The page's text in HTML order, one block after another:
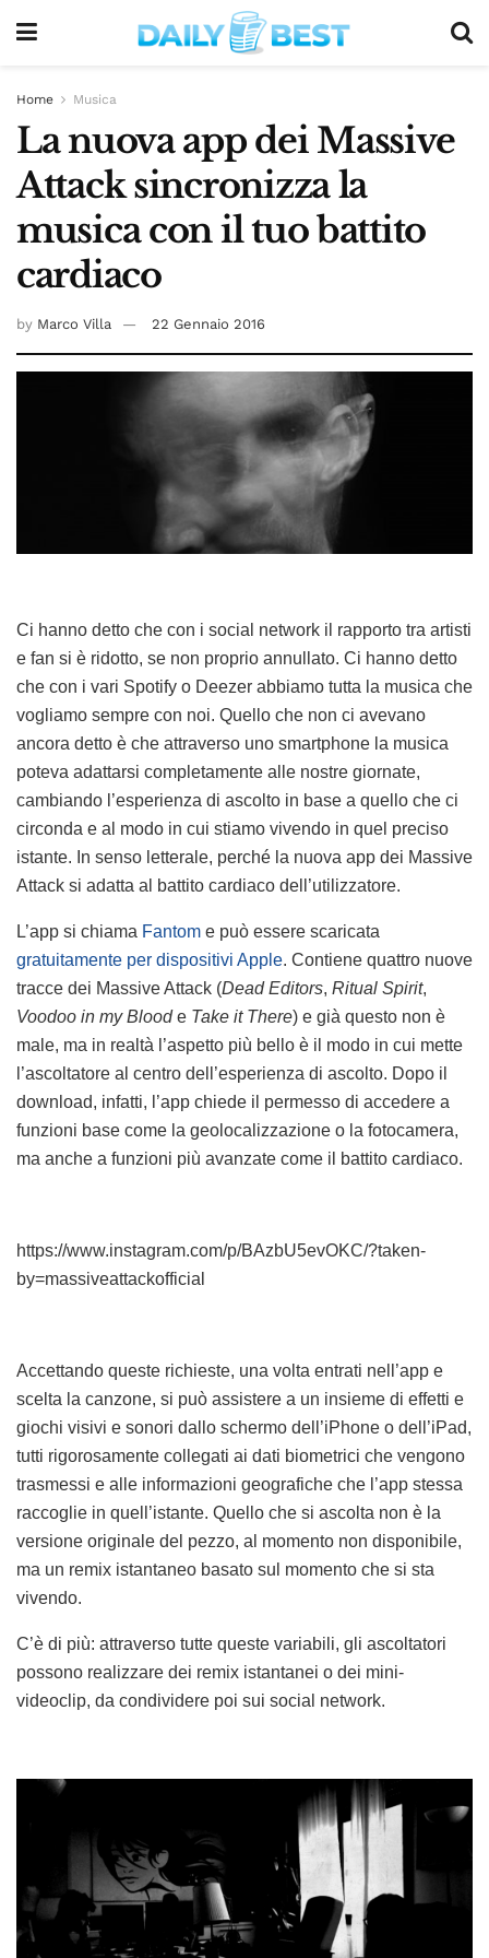
Home Musica
La nuova app dei Massive
Attack sincronizza la
musica con il tuo battito
cardiaco
by Marco Villa 22 Gennaio 2016
Ci hanno detto che con i social network il rapporto tra artisti
e fan si è ridotto, se non proprio annullato. Ci hanno detto
che con i vari Spotify o Deezer abbiamo tutta la musica che
vogliamo sempre con noi. Quello che non ci avevano
ancora detto è che attraverso uno smartphone la musica
poteva adattarsi completamente alle nostre giornate,
cambiando l’esperienza di ascolto in base a quello che ci
circonda e al modo in cui stiamo vivendo in quel preciso
istante. In senso letterale, perché la nuova app dei Massive
Attack si adatta al battito cardiaco dell’utilizzatore.
L’app si chiama Fantom e può essere scaricata
gratuitamente per dispositivi Apple. Contiene quattro nuove
tracce dei Massive Attack (Dead Editors, Ritual Spirit,
Voodoo in my Bloode Take it There) e già questo non è
male, ma in realtà l’aspetto più bello è il modo in cui mette
l’ascoltatore al centro dell’esperienza di ascolto. Dopo il
download, infatti, l’app chiede il permesso di accedere a
funzioni base come la geolocalizzazione o la fotocamera,
ma anche a funzioni più avanzate come il battito cardiaco.
https://www.instagram.com/p/BAzbU5evOKC/?taken-
by=massiveattackofficial
Accettando queste richieste, una volta entrati nell’app e
scelta la canzone, si può assistere a un insieme di effetti e
giochi visivi e sonori dallo schermo dell’iPhone o dell’iPad,
tutti rigorosamente collegati ai dati biometrici che vengono
trasmessi e alle informazioni geografiche che l’app stessa
raccoglie in quell’istante. Quello che si ascolta non è la
versione originale del pezzo, al momento non disponibile,
ma un remix istantaneo basato sul momento che si sta
vivendo.
C’è di più: attraverso tutte queste variabili, gli ascoltatori
possono realizzare dei remix istantanei o dei mini-
videoclip, da condividere poi sui social network.